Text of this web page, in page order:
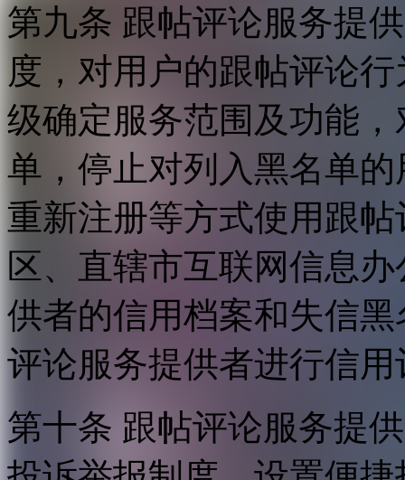
第九条 跟帖评论服务提
度，对用户的跟帖评论
级确定服务范围及功能
单，停止对列入黑名单
重新注册等方式使用跟
区、直辖市互联网信息
供者的信用档案和失信
评论服务提供者进行信用
第十条 跟帖评论服务提